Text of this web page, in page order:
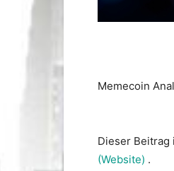
Memecoin
Dieser Beitrag
(Website) .